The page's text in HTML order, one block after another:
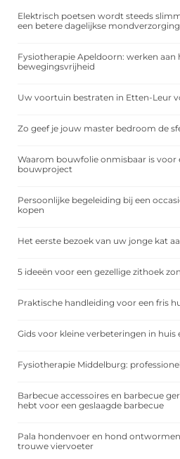
Elektrisch poetsen wordt steeds
een betere dagelijkse mondverzorging
Fysiotherapie Apeldoorn: werken aan
bewegingsvrijheid
Uw voortuin bestraten in Etten-Leur
Zo geef je jouw master bedroom de
Waarom bouwfolie onmisbaar is voor
bouwproject
Persoonlijke begeleiding bij een
kopen
Het eerste bezoek van uw jonge kat
5 ideeën voor een gezellige zithoek
Praktische handleiding voor een fris
Gids voor kleine verbeteringen in huis
Fysiotherapie Middelburg:
Barbecue accessoires en barbecue
hebt voor een geslaagde barbecue
Pala hondenvoer en hond
trouwe viervoeter